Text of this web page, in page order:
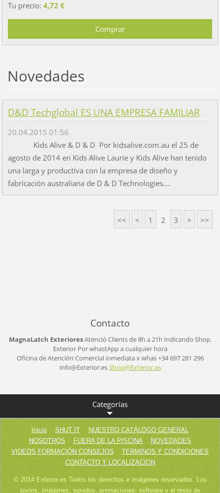
Tu precio: 4,72 €
Novedades
D&D Techglobal ES UNA EMPRESA FAMILIAR
20.04.2015 01:56
Kids Alive & D & D Por kidsalive.com.au el 25 de
agosto de 2014 en Kids Alive Laurie y Kids Alive han tenido
una larga y productiva con la empresa de diseño y
fabricación australiana de D & D Technologies....
<< < 1 2 3 > >>
Contacto
MagnaLatch ExterioresAtenció Clients de 8h a 21h Indicando Shop.
Exterior Por whastApp a cualquier hora
Oficina de Atención Comercial inmediata x whas +34 697 281 296
info@Exterior.esShop@Exterior.es
Categorías
Inicio SHUT IT
NUESTRO CATÁLOGO GENERAL
NOSOTROS
FUERA DE LA PISCINA
NOVEDADES
VIDEOS FORMACIÓN CONSEJOS
TERMINOS Y CONDICIONES
CONTACTO Y LOCALIZACION
© 2014 Exterior.es Todos los derechos e imágenes reservados. Los
textos, imágenes, sonidos, animaciones, software y el resto de